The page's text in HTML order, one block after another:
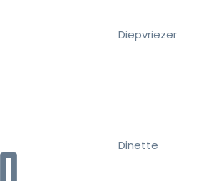
Diepvriezer
Dinette